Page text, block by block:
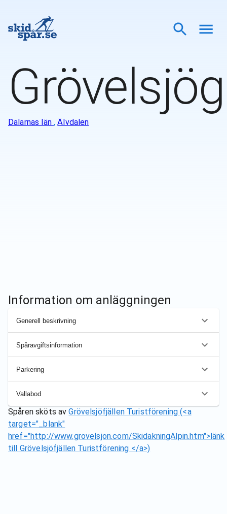
Dalarnas län ,Älvdalen
Information om anläggningen
Generell beskrivning
Spåravgiftsinformation
Parkering
Vallabod
Spåren sköts av Grövelsjöfjällen Turistförening (<a
target="_blank"
href="http://www.grovelsjon.com/SkidakningAlpin.htm">länk
till Grövelsjöfjällen Turistförening </a>)